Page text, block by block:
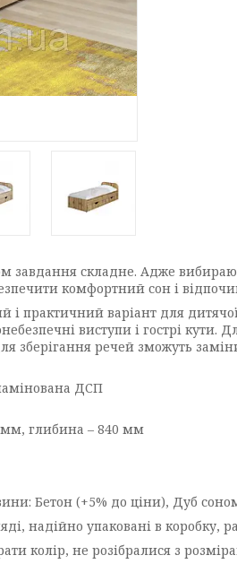
завдання складне. Адже
комфортний сон і
практичний варіант для
виступи і гострі
зберігання речей зможуть
ДСП
глибина – 840 мм
Бетон (+5% до ціни), Дуб
надійно упаковані в коробку,
колір, не розібралися з